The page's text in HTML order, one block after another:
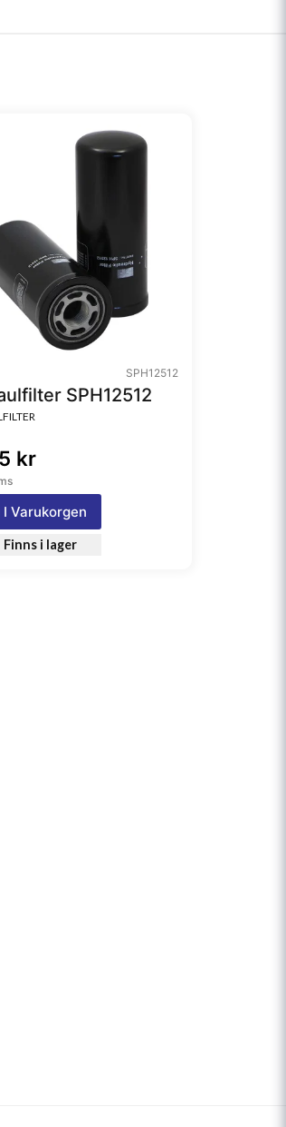
SPH12512
SPH12512
kr
I Varukorgen
Finns i lager